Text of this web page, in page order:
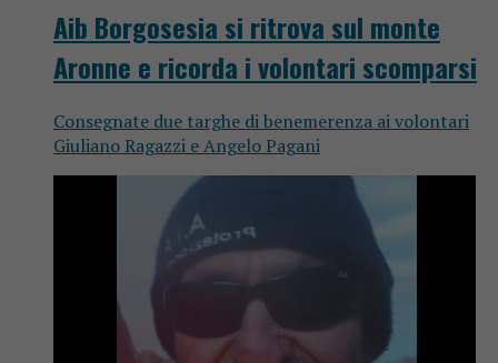
Aib Borgosesia si ritrova sul monte
Aronne e ricorda i volontari scomparsi
Consegnate due targhe di benemerenza ai volontari
Giuliano Ragazzi e Angelo Pagani